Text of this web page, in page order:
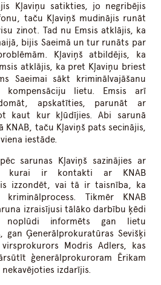
Kļaviņu satikties, jo negribējis
taču Kļaviņš mudinājis runāt
zinot. Tad nu Emsis atklājis, ka
bijis Saeimā un tur runāts par
Kļaviņš atbildējis, ka
atklājis, ka pret Kļaviņu briest
Saeimai sākt kriminālvajāšanu
kompensāciju lietu. Emsis arī
apskatīties, parunāt ar
kaut kur kļūdījies. Abi sarunā
KNAB, taču Kļaviņš pats secinājis,
iestāde.
sarunas Kļaviņš sazinājies ar
kurai ir kontakti ar KNAB
izzondēt, vai tā ir taisnība, ka
Tikmēr KNAB
izraisījusi tālāko darbību ķēdi
noplūdi informēts gan lietu
gan Ģenerālprokuratūras Sevišķi
Modris Adlers, kas
ģenerālprokuroram Ērikam
nekavējoties izdarījis.